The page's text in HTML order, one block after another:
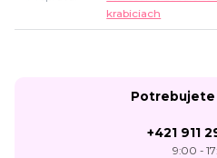
krabiciach
Potrebujete
+421 911
9:00 -